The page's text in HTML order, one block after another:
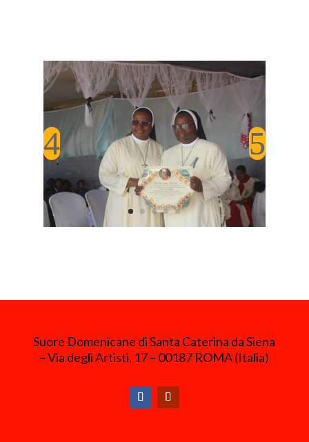
Suore Domenicane di Santa Caterina da Siena
– Via degli Artisti, 17 – 00187 ROMA (Italia)